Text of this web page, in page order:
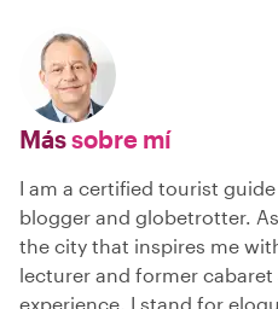
Mássobre mí
I am a certified tourist
blogger and globetrotter.
the city that inspires me
lecturer and former
experience, I stand for